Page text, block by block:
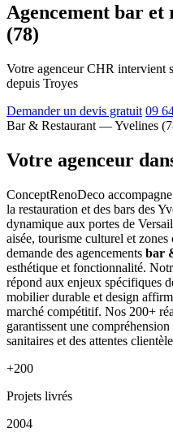
Agencement bar
(78)
Votre agenceur CHR intervient
depuis Troyes
Demander un devis gratuit 09
Bar & Restaurant — Yvelines
Votre agenceur
ConceptRenoDeco
la restauration et des bars des
dynamique aux portes de
aisée, tourisme culturel et
demande des agencements bar
esthétique et fonctionnalité.
répond aux enjeux spécifiques
mobilier durable et design
marché compétitif. Nos 200+
garantissent une
sanitaires et des attentes
+200
Projets livrés
2004